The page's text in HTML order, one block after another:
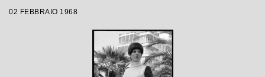
02 FEBBRAIO 1968